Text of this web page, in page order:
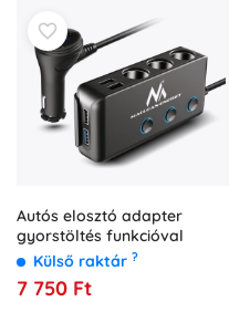
Autós elosztó adapter
gyorstöltés funkcióval
Külső raktár ?
7 750 Ft